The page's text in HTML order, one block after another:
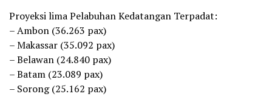
Proyeksi lima Pelabuhan Kedatangan Terpadat:
– Ambon (36.263 pax)
– ⁠Makassar (35.092 pax)
– ⁠Belawan (24.840 pax)
– ⁠Batam (23.089 pax)
– ⁠Sorong (25.162 pax)